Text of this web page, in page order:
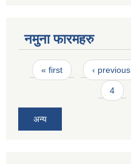
नमुना फारमहरु
Pages
« first ‹ previous
4
अन्य